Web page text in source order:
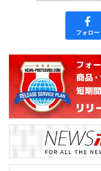
フォロー